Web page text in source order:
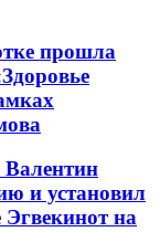
прошла
Валентин
и установил
на